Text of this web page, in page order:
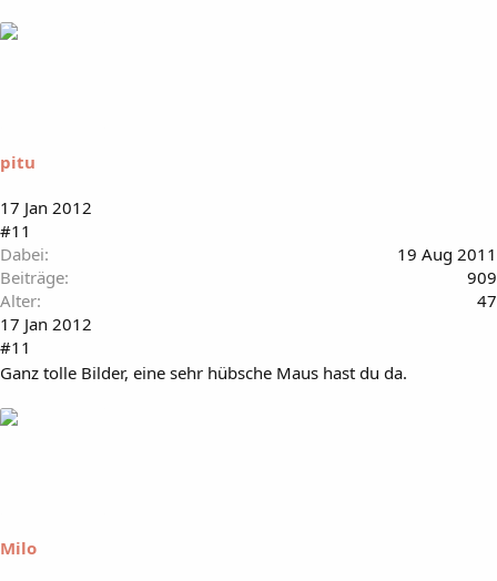
pitu
17 Jan 2012
#11
Dabei
19 Aug 2011
Beiträge
909
Alter
47
17 Jan 2012
#11
Ganz tolle Bilder, eine sehr hübsche Maus hast du da.
Milo